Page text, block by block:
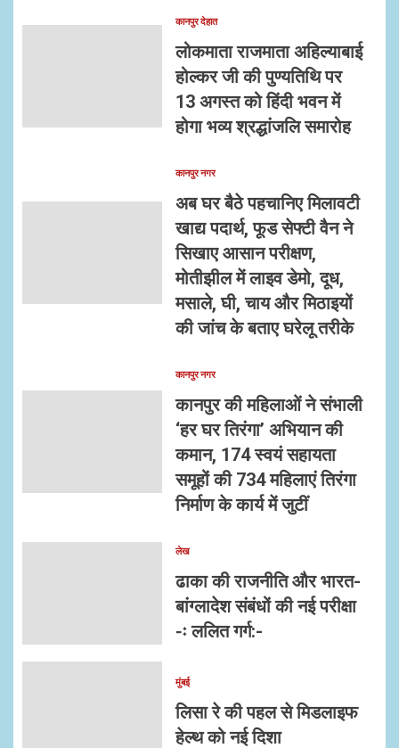
कानपुर देहात
लोकमाता राजमाता अहिल्याबाई
होल्कर जी की पुण्यतिथि पर
13 अगस्त को हिंदी भवन में
होगा भव्य श्रद्धांजलि समारोह
कानपुर नगर
अब घर बैठे पहचानिए मिलावटी
खाद्य पदार्थ, फूड सेफ्टी वैन ने
सिखाए आसान परीक्षण,
मोतीझील में लाइव डेमो, दूध,
मसाले, घी, चाय और मिठाइयों
की जांच के बताए घरेलू तरीके
कानपुर नगर
कानपुर की महिलाओं ने संभाली
‘हर घर तिरंगा’ अभियान की
कमान, 174 स्वयं सहायता
समूहों की 734 महिलाएं तिरंगा
निर्माण के कार्य में जुटीं
लेख
ढाका की राजनीति और भारत-
बांग्लादेश संबंधों की नई परीक्षा
-ः ललित गर्ग:-
मुंबई
लिसा रे की पहल से मिडलाइफ
हेल्थ को नई दिशा